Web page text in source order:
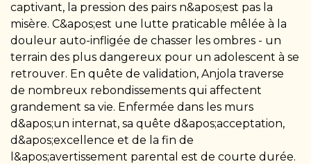
captivant, la pression des pairs n&apos;est pas la
misère. C&apos;est une lutte praticable mêlée à la
douleur auto-infligée de chasser les ombres - un
terrain des plus dangereux pour un adolescent à se
retrouver. En quête de validation, Anjola traverse
de nombreux rebondissements qui affectent
grandement sa vie. Enfermée dans les murs
d&apos;un internat, sa quête d&apos;acceptation,
d&apos;excellence et de la fin de
l&apos;avertissement parental est de courte durée.